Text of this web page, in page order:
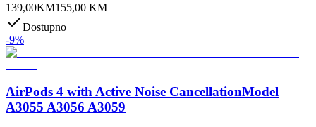
139,00KM155,00 KM
Dostupno
-9%
AirPods 4 with Active Noise CancellationModel
A3055 A3056 A3059